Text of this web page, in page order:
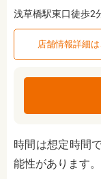
浅草橋駅東口徒歩2
店舗情報詳細
時間は想定時間
能性があります。